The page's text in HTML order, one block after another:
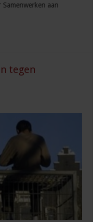
aan
tegen